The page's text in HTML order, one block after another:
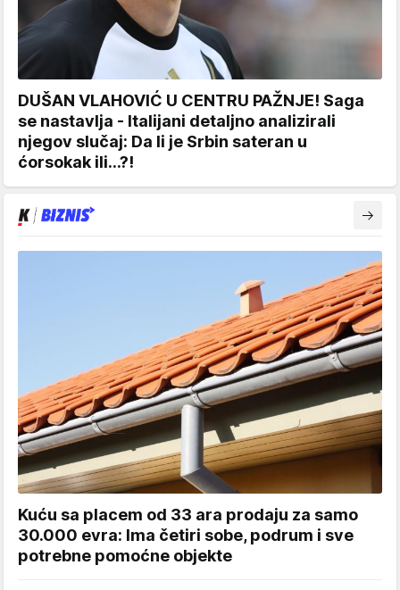
DUŠAN VLAHOVIĆ U CENTRU PAŽNJE! Saga
se nastavlja - Italijani detaljno analizirali
njegov slučaj: Da li je Srbin sateran u
ćorsokak ili...?!
Kuću sa placem od 33 ara prodaju za samo
30.000 evra: Ima četiri sobe, podrum i sve
potrebne pomoćne objekte